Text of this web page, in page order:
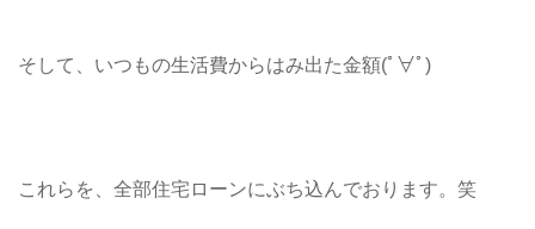
そして、いつもの生活費からはみ出た金額(ﾟ∀ﾟ)
これらを、全部住宅ローンにぶち込んでおります。笑